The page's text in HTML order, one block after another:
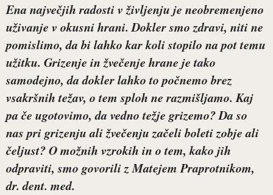
Ena največjih radosti v življenju je neobremenjeno
uživanje v okusni hrani. Dokler smo zdravi, niti ne
pomislimo, da bi lahko kar koli stopilo na pot temu
užitku. Grizenje in žvečenje hrane je tako
samodejno, da dokler lahko to počnemo brez
vsakršnih težav, o tem sploh ne razmišljamo. Kaj
pa če ugotovimo, da vedno težje grizemo? Da so
nas pri grizenju ali žvečenju začeli boleti zobje ali
čeljust? O možnih vzrokih in o tem, kako jih
odpraviti, smo govorili zMatejem Praprotnikom,
dr. dent. med.